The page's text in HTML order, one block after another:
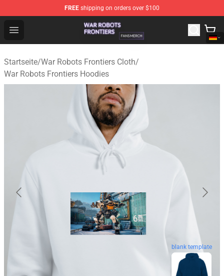
FREE shipping on orders over $100
Open menu
War Robots Frontiers Shop - Official War Robots
Startseite/War Robots Frontiers Cloth/
War Robots Frontiers Hoodies
blank template